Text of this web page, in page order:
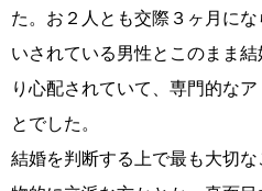
た。お２人とも交際３ヶ月に
いされている男性とこのまま
り心配されていて、専門的な
とでした。
結婚を判断する上で最も大切